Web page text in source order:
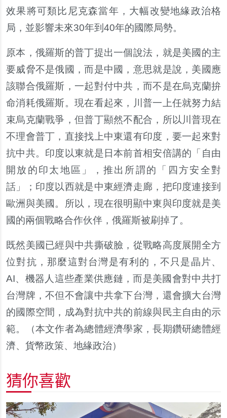
效果將可類比尼克森當年，大幅改變地緣政治格
局，並影響未來30年到40年的國際局勢。
原本，俄羅斯的普丁提出一個說法，就是美國的主
要威脅不是俄國，而是中國，意思就是說，美國應
該聯合俄羅斯，一起對付中共，而不是在烏克蘭拚
命消耗俄羅斯。現在看起來，川普一上任就努力結
束烏克蘭戰爭，但普丁顯然不配合，所以川普現在
不理會普丁，直接找上中東還有印度，要一起來對
抗中共。印度以東就是日本前首相安倍講的「自由
開放的印太地區」，推出所謂的「四方安全對
話」；印度以西就是中東經濟走廊，把印度連接到
歐洲與美國。所以，現在很明顯中東與印度就是美
國的兩個戰略合作伙伴，俄羅斯被刷掉了。
既然美國已經與中共撕破臉，從戰略高度展開全方
位對抗，那麼這對台灣是有利的，不只是晶片、
AI、機器人這些產業供應鏈，而是美國會對中共打
台灣牌，不但不會讓中共拿下台灣，還會擴大台灣
的國際空間，成為對抗中共的前線與民主自由的示
範。（本文作者為總體經濟學家，長期鑽研總體經
濟、貨幣政策、地緣政治）
猜你喜歡